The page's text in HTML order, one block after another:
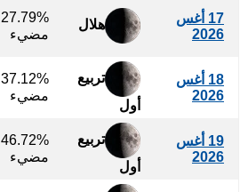
17 أغس
2026
هلال
27.79%
مضيء
18 أغس
2026
تربيع
أول
37.12%
مضيء
19 أغس
2026
تربيع
أول
46.72%
مضيء